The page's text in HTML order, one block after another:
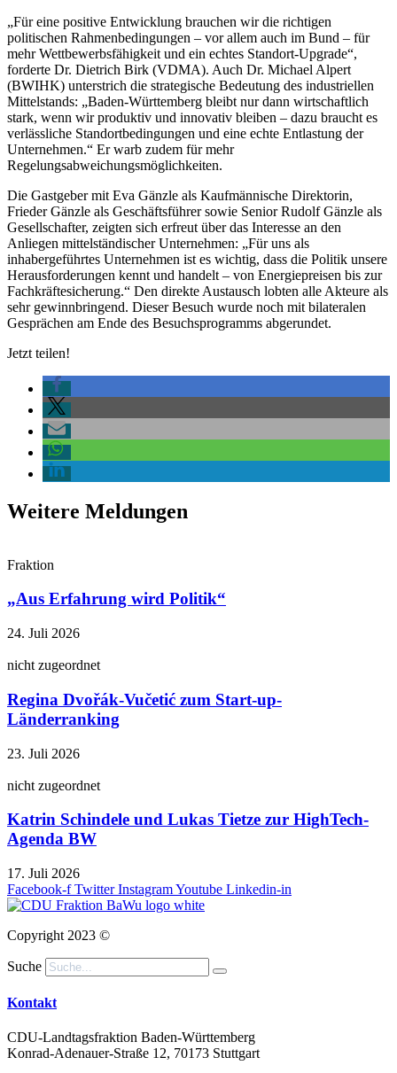
„Für eine positive Entwicklung brauchen wir die richtigen
politischen Rahmenbedingungen – vor allem auch im Bund – für
mehr Wettbewerbsfähigkeit und ein echtes Standort-Upgrade“,
forderte Dr. Dietrich Birk (VDMA). Auch Dr. Michael Alpert
(BWIHK) unterstrich die strategische Bedeutung des industriellen
Mittelstands: „Baden-Württemberg bleibt nur dann wirtschaftlich
stark, wenn wir produktiv und innovativ bleiben – dazu braucht es
verlässliche Standortbedingungen und eine echte Entlastung der
Unternehmen.“ Er warb zudem für mehr
Regelungsabweichungsmöglichkeiten.
Die Gastgeber mit Eva Gänzle als Kaufmännische Direktorin,
Frieder Gänzle als Geschäftsführer sowie Senior Rudolf Gänzle als
Gesellschafter, zeigten sich erfreut über das Interesse an den
Anliegen mittelständischer Unternehmen: „Für uns als
inhabergeführtes Unternehmen ist es wichtig, dass die Politik unsere
Herausforderungen kennt und handelt – von Energiepreisen bis zur
Fachkräftesicherung.“ Den direkte Austausch lobten alle Akteure als
sehr gewinnbringend. Dieser Besuch wurde noch mit bilateralen
Gesprächen am Ende des Besuchsprogramms abgerundet.
Jetzt teilen!
Weitere Meldungen
Fraktion
„Aus Erfahrung wird Politik“
24. Juli 2026
nicht zugeordnet
Regina Dvořák-Vučetić zum Start-up-
Länderranking
23. Juli 2026
nicht zugeordnet
Katrin Schindele und Lukas Tietze zur HighTech-
Agenda BW
17. Juli 2026
Facebook-f Twitter InstagramYoutube Linkedin-in
Copyright 2023 ©
Suche
Kontakt
CDU-Landtagsfraktion Baden-Württemberg
Konrad-Adenauer-Straße 12, 70173 Stuttgart